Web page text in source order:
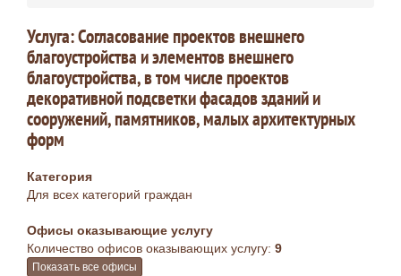
Услуга: Согласование проектов внешнего
благоустройства и элементов внешнего
благоустройства, в том числе проектов
декоративной подсветки фасадов зданий и
сооружений, памятников, малых архитектурных
форм
Категория
Для всех категорий граждан
Офисы оказывающие услугу
Количество офисов оказывающих услугу: 9
Показать все офисы